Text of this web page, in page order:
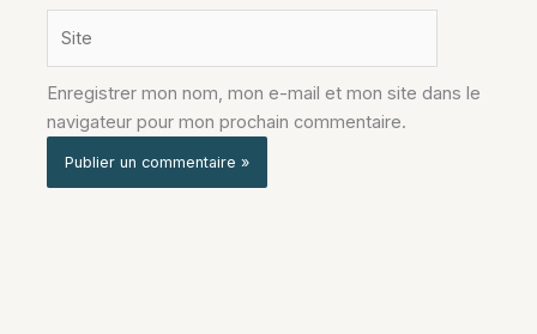
Enregistrer mon nom, mon e-mail et mon site dans le
navigateur pour mon prochain commentaire.